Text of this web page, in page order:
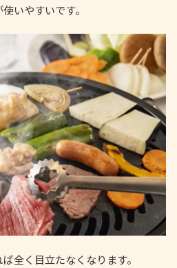
いやすいです。
全く目立たなくなります。